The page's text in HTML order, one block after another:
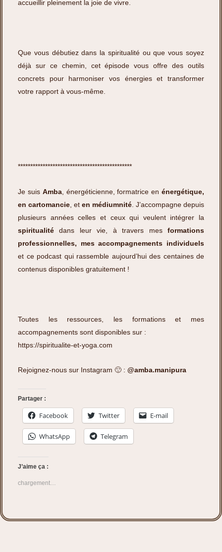
accueillir pleinement la joie de vivre.
Que vous débutiez dans la spiritualité ou que vous soyez
déjà sur ce chemin, cet épisode vous offre des outils
concrets pour harmoniser vos énergies et transformer
votre rapport à vous-même.
**********************************************
Je suis Amba, énergéticienne, formatrice enénergétique,
en cartomancie , et en médiumnité . J’accompagne depuis
plusieurs années celles et ceux qui veulent intégrer la
spiritualitédans leur vie, à travers mesformations
professionnelles, mes accompagnements individuels
et ce podcast qui rassemble aujourd’hui des centaines de
contenus disponibles gratuitement !
Toutes les ressources, les formations et mes
accompagnements sont disponibles sur :
https://spiritualite-et-yoga.com
Rejoignez-nous sur Instagram 🙂 : @amba.manipura
Partager :
Facebook Twitter E-mail
WhatsApp Telegram
J’aime ça :
chargement…